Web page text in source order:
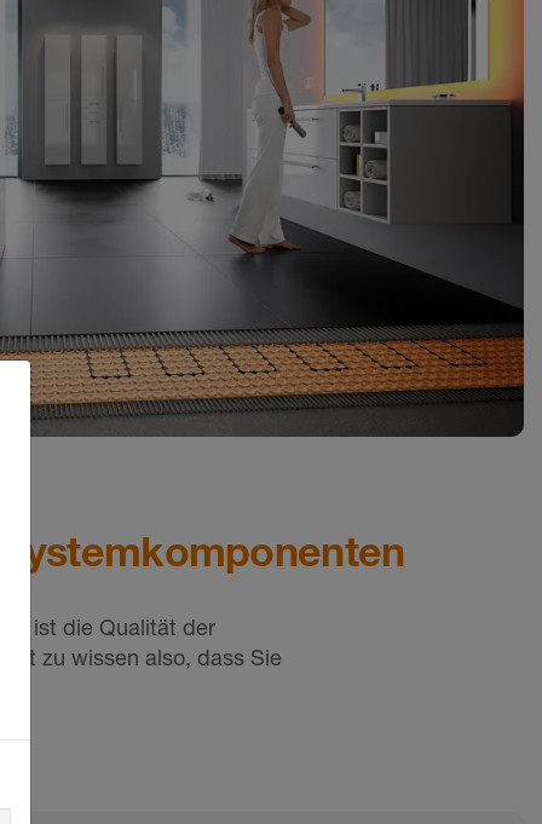
ist die Qualität der
zu wissen also, dass Sie